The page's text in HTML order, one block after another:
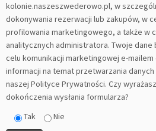
kolonie.naszeszwederowo.pl, w
dokonywania rezerwacji lub zakupów, w
profilowania marketingowego, a także w
analitycznych administratora. Twoje
celu komunikacji marketingowej e-mailem
informacji na temat przetwarzania
naszej Polityce Prywatności. Czy
dokończenia wysłania formularza?
Tak
Nie